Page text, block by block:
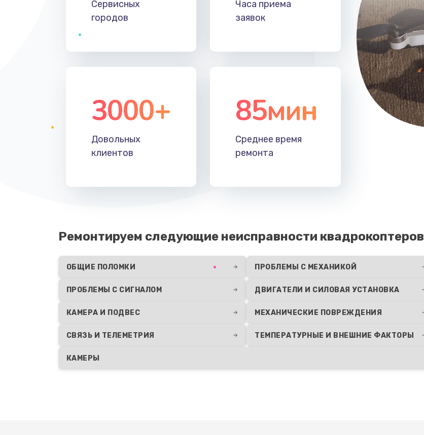
Сервисных
городов
Часа приема
заявок
3000+
Довольных
клиентов
85мин
Среднее время
ремонта
Ремонтируем следующие неисправности квадрокоптеров
ОБЩИЕ ПОЛОМКИ ПРОБЛЕМЫ С МЕХАНИКОЙ
ПРОБЛЕМЫ С СИГНАЛОМ ДВИГАТЕЛИ И СИЛОВАЯ УСТАНОВКА
КАМЕРА И ПОДВЕС МЕХАНИЧЕСКИЕ ПОВРЕЖДЕНИЯ
СВЯЗЬ И ТЕЛЕМЕТРИЯ ТЕМПЕРАТУРНЫЕ И ВНЕШНИЕ ФАКТОРЫ
КАМЕРЫ